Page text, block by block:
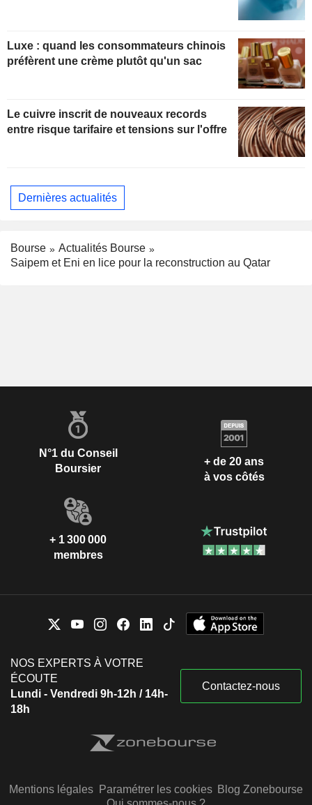
Luxe : quand les consommateurs chinois
préfèrent une crème plutôt qu'un sac
Le cuivre inscrit de nouveaux records
entre risque tarifaire et tensions sur l'offre
Dernières actualités
Bourse
Actualités Bourse
Saipem et Eni en lice pour la reconstruction au Qatar
N°1 du Conseil
Boursier
+ de 20 ans
à vos côtés
+ 1 300 000
membres
NOS EXPERTS À VOTRE
ÉCOUTE
Lundi - Vendredi 9h-12h / 14h-
18h
Contactez-nous
Mentions légales Paramétrer les cookies Blog Zonebourse